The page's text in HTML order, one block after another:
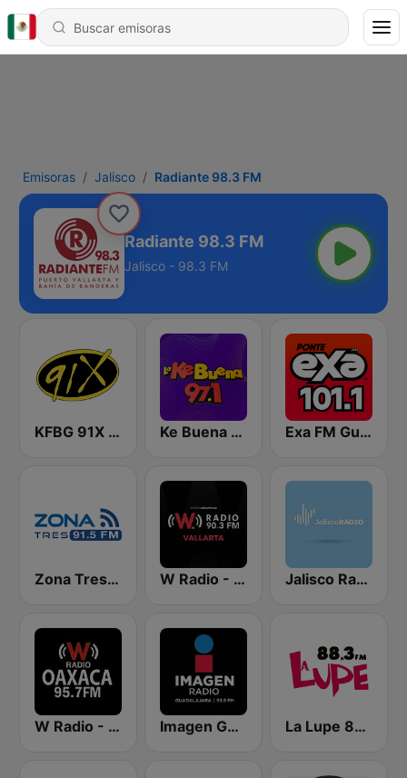
Emisoras Jalisco Radiante 98.3 FM
Radiante 98.3 FM
Jalisco - 98.3 FM
KFBG 91X FM Ke Buena 97.1 FM Exa FM Guadalajara
Zona Tres 91.5 FM W Radio - Vallarta Jalisco Radio
W Radio - Oaxaca Imagen Guadalajara 93.9 FM La Lupe 88.3 | Tepic